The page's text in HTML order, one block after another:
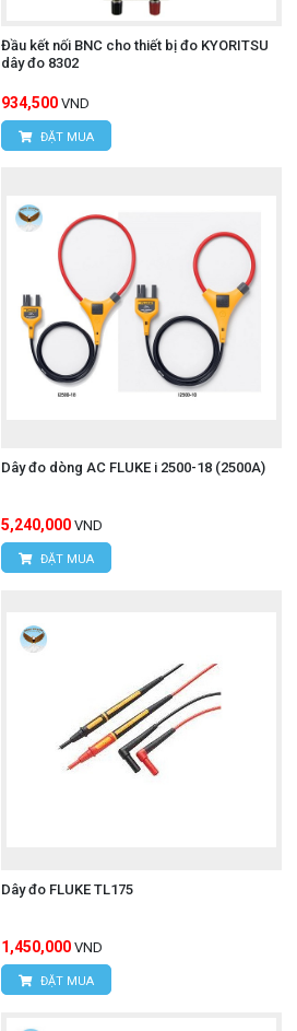
Đầu kết nối BNC cho thiết bị đo KYORITSU
dây đo 8302
934,500 VND
ĐẶT MUA
Dây đo dòng AC FLUKE i 2500-18 (2500A)
5,240,000 VND
ĐẶT MUA
Dây đo FLUKE TL175
1,450,000 VND
ĐẶT MUA